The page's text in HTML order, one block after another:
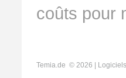
coûts pour
Temia.de © 2026 |